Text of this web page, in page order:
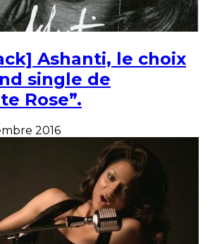
Ashanti, le choix
single de
Rose”.
2016